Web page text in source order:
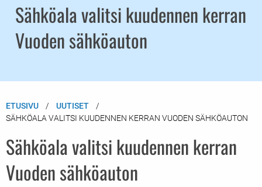
Sähköala valitsi kuudennen kerran
Vuoden sähköauton
ETUSIVU
UUTISET
SÄHKÖALA VALITSI KUUDENNEN KERRAN VUODEN SÄHKÖAUTON
Sähköala valitsi kuudennen kerran
Vuoden sähköauton